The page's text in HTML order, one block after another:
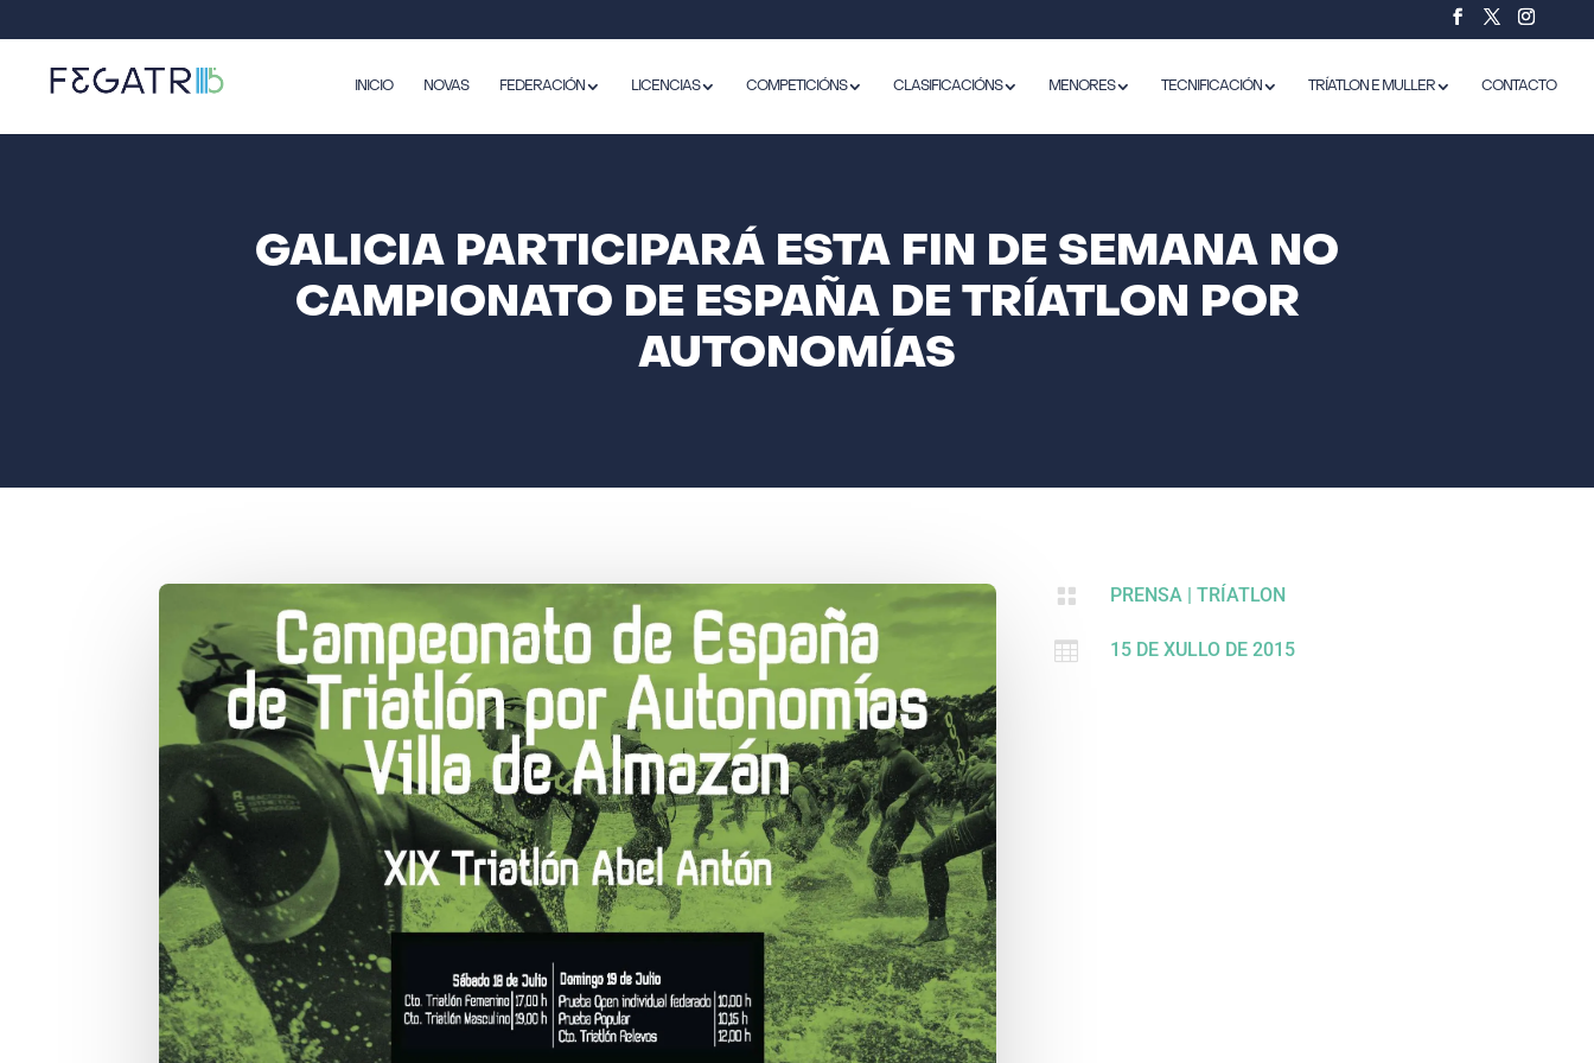
INICIO NOVAS FEDERACIÓN LICENCIAS COMPETICIÓNS CLASIFICACIÓNS MENORES TECNIFICACIÓN TRÍATLON E MULLER CONTACTO
GALICIA PARTICIPARÁ ESTA FIN DE SEMANA NO
CAMPIONATO DE ESPAÑA DE TRÍATLON POR
AUTONOMÍAS
 PRENSA |TRÍATLON
 15 DE XULLO DE 2015